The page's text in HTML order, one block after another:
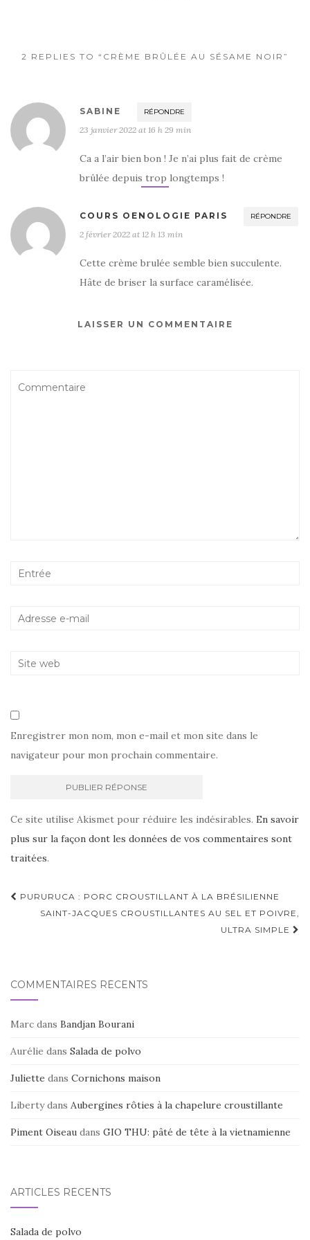
o
k
2 REPLIES TO “CRÈME BRÛLÉE AU SÉSAME NOIR”
SABINE RÉPONDRE
23 janvier 2022 at 16 h 29 min
Ca a l’air bien bon ! Je n’ai plus fait de crème
brûlée depuis trop longtemps !
COURS OENOLOGIE PARIS RÉPONDRE
2 février 2022 at 12 h 13 min
Cette crème brulée semble bien succulente.
Hâte de briser la surface caramélisée.
LAISSER UN COMMENTAIRE
Enregistrer mon nom, mon e-mail et mon site dans le
navigateur pour mon prochain commentaire.
Ce site utilise Akismet pour réduire les indésirables. En savoir
plus sur la façon dont les données de vos commentaires sont
traitées.
Navigation
d'article
PURURUCA : PORC CROUSTILLANT À LA BRÉSILIENNE
SAINT-JACQUES CROUSTILLANTES AU SEL ET POIVRE,
ULTRA SIMPLE
COMMENTAIRES RÉCENTS
Marc dans Bandjan Bourani
Aurélie dans Salada de polvo
Juliette dans Cornichons maison
Libertydans Aubergines rôties à la chapelure croustillante
Piment Oiseau dans GIO THU: pâté de tête à la vietnamienne
ARTICLES RÉCENTS
Salada de polvo